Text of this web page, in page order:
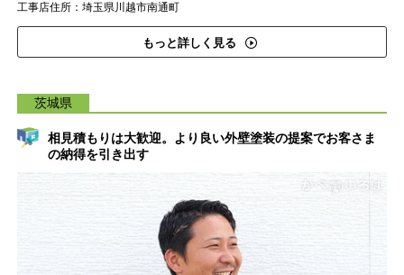
工事店住所：埼玉県川越市南通町
もっと詳しく見る
茨城県
相見積もりは大歓迎。より良い外壁塗装の提案でお客さま
の納得を引き出す